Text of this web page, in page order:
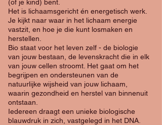
(of je kind) bent.
​Het is lichaamsgericht én energetisch werk.
Je kijkt naar waar in het lichaam energie
vastzit, en hoe je die kunt losmaken en
herstellen.
Bio staat voor het leven zelf - de biologie
van jouw bestaan, de levenskracht die in elk
van jouw cellen stroomt. Het gaat om het
begrijpen en ondersteunen van de
natuurlijke wijsheid van jouw lichaam,
waarin gezondheid en herstel van binnenuit
ontstaan.
Iedereen draagt een unieke biologische
blauwdruk in zich, vastgelegd in het DNA.